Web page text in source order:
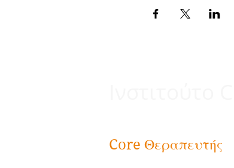
Core Θεραπευτής